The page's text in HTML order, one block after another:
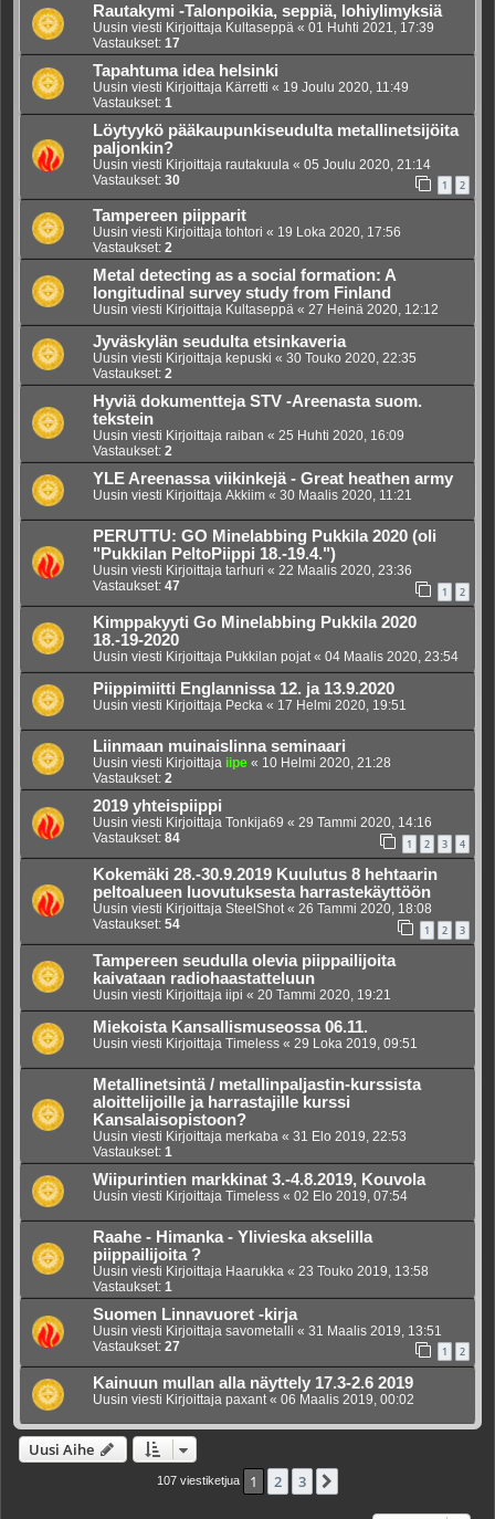
Rautakymi -Talonpoikia, seppiä, lohiylimyksiä
Uusin viesti Kirjoittaja Kultaseppä « 01 Huhti 2021, 17:39
Vastaukset: 17
Tapahtuma idea helsinki
Uusin viesti Kirjoittaja Kärretti « 19 Joulu 2020, 11:49
Vastaukset: 1
Löytyykö pääkaupunkiseudulta metallinetsijöita
paljonkin?
Uusin viesti Kirjoittaja rautakuula « 05 Joulu 2020, 21:14
Vastaukset: 30 1 2
Tampereen piipparit
Uusin viesti Kirjoittaja tohtori « 19 Loka 2020, 17:56
Vastaukset: 2
Metal detecting as a social formation: A
longitudinal survey study from Finland
Uusin viesti Kirjoittaja Kultaseppä « 27 Heinä 2020, 12:12
Jyväskylän seudulta etsinkaveria
Uusin viesti Kirjoittaja kepuski « 30 Touko 2020, 22:35
Vastaukset: 2
Hyviä dokumentteja STV -Areenasta suom.
tekstein
Uusin viesti Kirjoittaja raiban « 25 Huhti 2020, 16:09
Vastaukset: 2
YLE Areenassa viikinkejä - Great heathen army
Uusin viesti Kirjoittaja Akkiim « 30 Maalis 2020, 11:21
PERUTTU: GO Minelabbing Pukkila 2020 (oli
"Pukkilan PeltoPiippi 18.-19.4.")
Uusin viesti Kirjoittaja tarhuri « 22 Maalis 2020, 23:36
Vastaukset: 47 1 2
Kimppakyyti Go Minelabbing Pukkila 2020
18.-19-2020
Uusin viesti Kirjoittaja Pukkilan pojat« 04 Maalis 2020, 23:54
Piippimiitti Englannissa 12. ja 13.9.2020
Uusin viesti Kirjoittaja Pecka « 17 Helmi 2020, 19:51
Liinmaan muinaislinna seminaari
Uusin viesti Kirjoittaja iipe « 10 Helmi 2020, 21:28
Vastaukset: 2
2019 yhteispiippi
Uusin viesti Kirjoittaja Tonkija69 « 29 Tammi 2020, 14:16
Vastaukset: 84 1 2 3 4
Kokemäki 28.-30.9.2019 Kuulutus 8 hehtaarin
peltoalueen luovutuksesta harrastekäyttöön
Uusin viesti Kirjoittaja SteelShot« 26 Tammi 2020, 18:08
Vastaukset: 54 1 2 3
Tampereen seudulla olevia piippailijoita
kaivataan radiohaastatteluun
Uusin viesti Kirjoittaja iipi « 20 Tammi 2020, 19:21
Miekoista Kansallismuseossa 06.11.
Uusin viesti Kirjoittaja Timeless « 29 Loka 2019, 09:51
Metallinetsintä / metallinpaljastin-kurssista
aloittelijoille ja harrastajille kurssi
Kansalaisopistoon?
Uusin viesti Kirjoittaja merkaba « 31 Elo 2019, 22:53
Vastaukset: 1
Wiipurintien markkinat 3.-4.8.2019, Kouvola
Uusin viesti Kirjoittaja Timeless « 02 Elo 2019, 07:54
Raahe - Himanka - Ylivieska akselilla
piippailijoita ?
Uusin viesti Kirjoittaja Haarukka « 23 Touko 2019, 13:58
Vastaukset: 1
Suomen Linnavuoret -kirja
Uusin viesti Kirjoittaja savometalli « 31 Maalis 2019, 13:51
Vastaukset: 27 1 2
Kainuun mullan alla näyttely 17.3-2.6 2019
Uusin viesti Kirjoittaja paxant « 06 Maalis 2019, 00:02
Uusi Aihe
107 viestiketjua 1 2 3